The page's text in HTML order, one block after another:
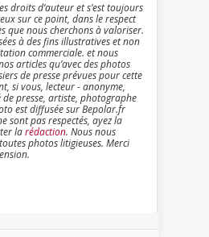
droits d’auteur et s’est toujours
sur ce point, dans le respect
que nous cherchons à valoriser.
à des fins illustratives et non
commerciale. et nous
articles qu’avec des photos
de presse prévues pour cette
si vous, lecteur - anonyme,
presse, artiste, photographe
est diffusée sur Bepolar.fr
sont pas respectés, ayez la
larédaction. Nous nous
photos litigieuses. Merci